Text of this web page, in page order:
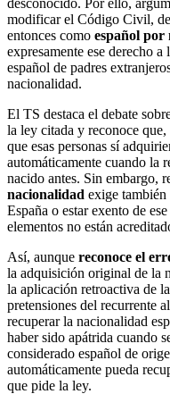
modificar el Código Civil,
entonces como español por
expresamente ese derecho
español de padres
nacionalidad.
El TS destaca el debate
la ley citada y reconoce
que esas personas sí
automáticamente cuando la
nacido antes. Sin embargo,
nacionalidad exige también
España o estar exento de
elementos no están
Así, aunque reconoce el
la adquisición original de la
la aplicación retroactiva de
pretensiones del recurrente al
recuperar la nacionalidad
haber sido apátrida cuando
considerado español de
automáticamente pueda
que pide la ley.